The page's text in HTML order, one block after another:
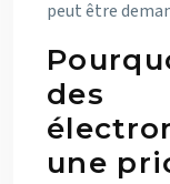
peut être
des
une